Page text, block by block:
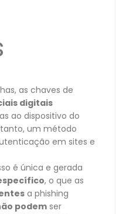
as chaves de
digitais
ao dispositivo do
um método
em sites e
é única e gerada
, o que as
a phishing
podem ser